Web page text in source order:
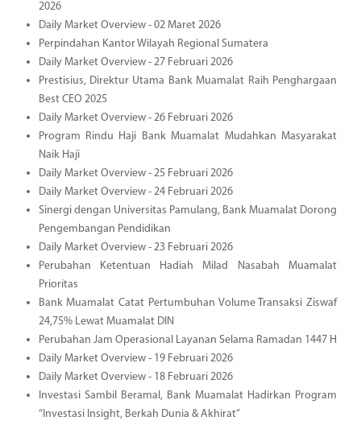
2026
Daily Market Overview - 02 Maret 2026
Perpindahan Kantor Wilayah Regional Sumatera
Daily Market Overview - 27 Februari 2026
Prestisius, Direktur Utama Bank Muamalat Raih Penghargaan
Best CEO 2025
Daily Market Overview - 26 Februari 2026
Program Rindu Haji Bank Muamalat Mudahkan Masyarakat
Naik Haji
Daily Market Overview - 25 Februari 2026
Daily Market Overview - 24 Februari 2026
Sinergi dengan Universitas Pamulang, Bank Muamalat Dorong
Pengembangan Pendidikan
Daily Market Overview - 23 Februari 2026
Perubahan Ketentuan Hadiah Milad Nasabah Muamalat
Prioritas
Bank Muamalat Catat Pertumbuhan Volume Transaksi Ziswaf
24,75% Lewat Muamalat DIN
Perubahan Jam Operasional Layanan Selama Ramadan 1447 H
Daily Market Overview - 19 Februari 2026
Daily Market Overview - 18 Februari 2026
Investasi Sambil Beramal, Bank Muamalat Hadirkan Program
“Investasi Insight, Berkah Dunia & Akhirat”